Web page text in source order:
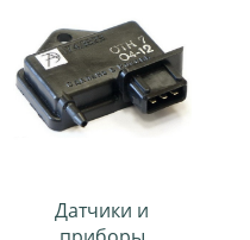
Датчики и